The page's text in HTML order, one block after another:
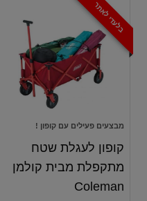
בלעדי לאתר
מבצעים פעילים עם קופון !
קופון לעגלת שטח
מתקפלת מבית קולמן
Coleman